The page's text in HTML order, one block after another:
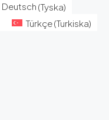
Deutsch (Tyska)
Türkçe(Turkiska)